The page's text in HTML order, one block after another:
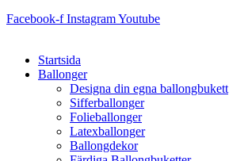
Facebook-f InstagramYoutube
Startsida
Ballonger
Designa din egna ballongbukett
Sifferballonger
Folieballonger
Latexballonger
Ballongdekor